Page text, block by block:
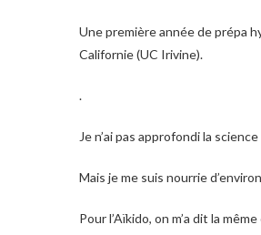
Une première année de prépa
Californie (UC Irivine).
.
Je n’ai pas approfondi la
Mais je me suis nourrie
Pour l’Aïkido, on m’a dit la